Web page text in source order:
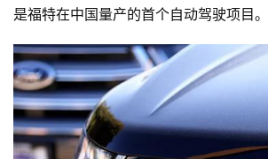
是福特在中国量产的首个自动驾驶项目。